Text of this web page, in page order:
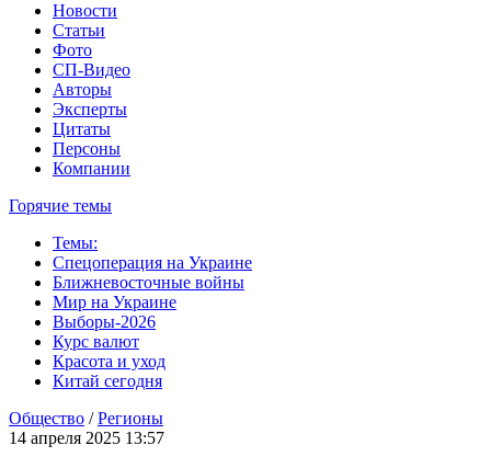
Новости
Статьи
Фото
СП-Видео
Авторы
Эксперты
Цитаты
Персоны
Компании
Горячие темы
Темы:
Спецоперация на Украине
Ближневосточные войны
Мир на Украине
Выборы-2026
Курс валют
Красота и уход
Китай сегодня
Общество /Регионы
14 апреля 2025 13:57